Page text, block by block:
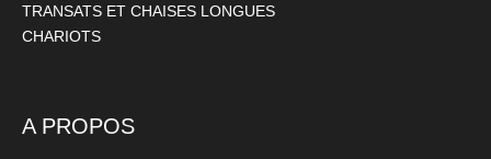
TRANSATS ET CHAISES LONGUES
CHARIOTS
A PROPOS